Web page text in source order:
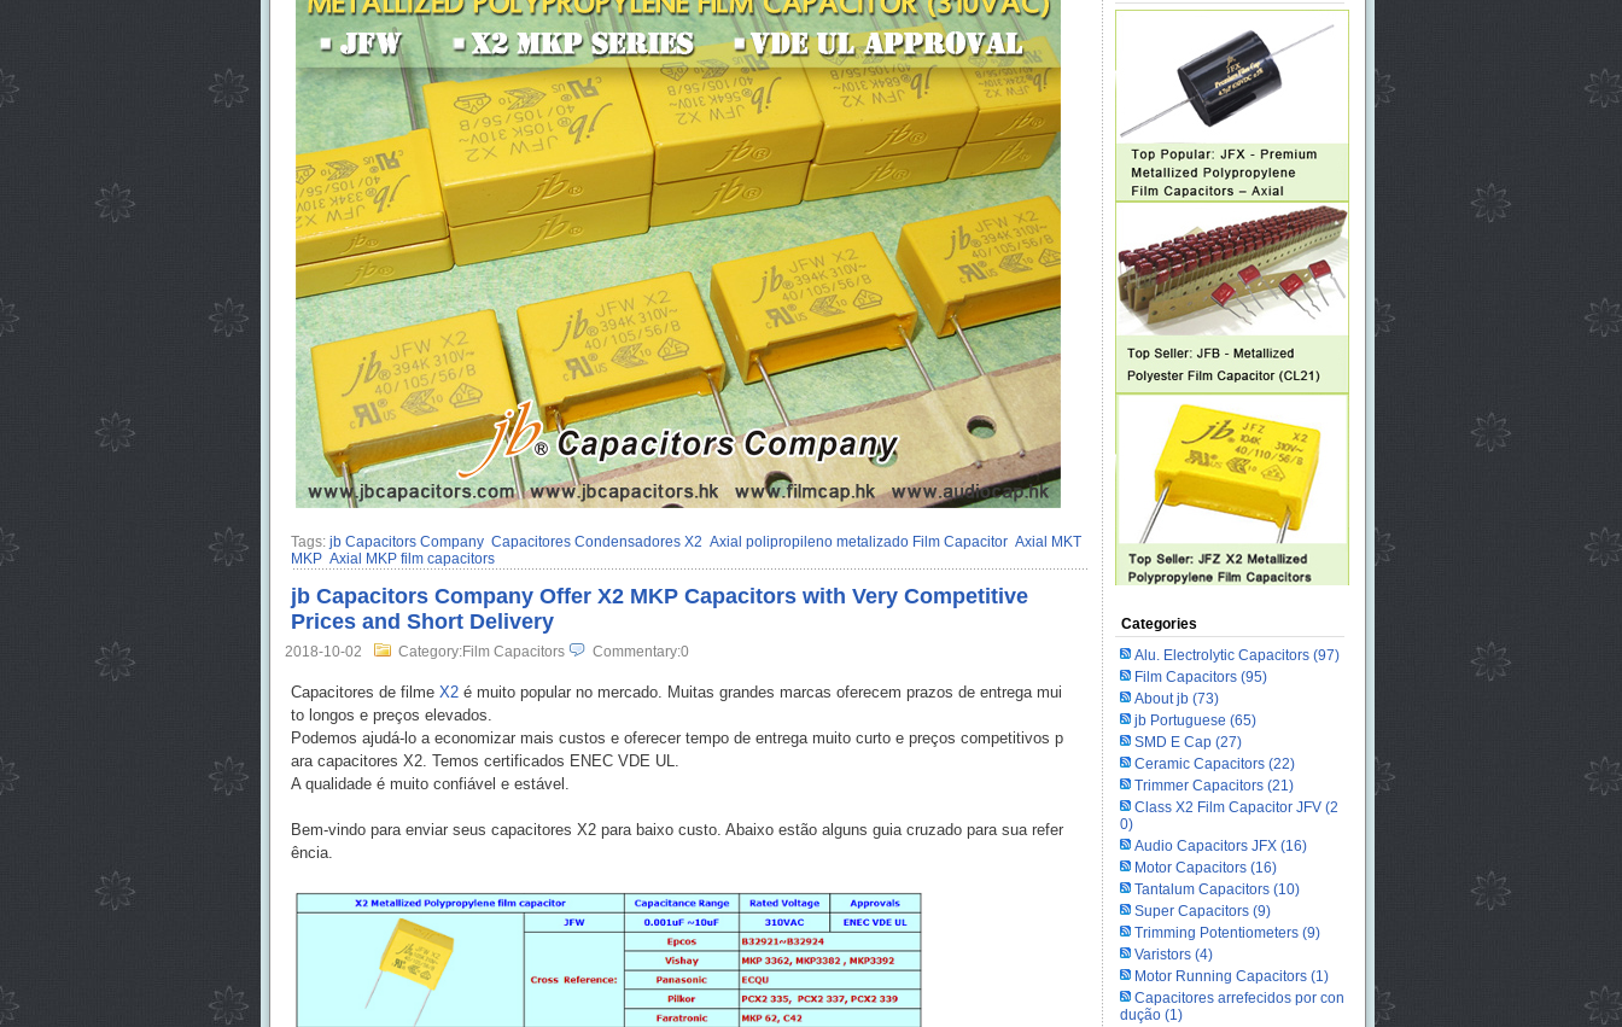
Tags: jb Capacitors Company Capacitores Condensadores X2 Axial polipropileno metalizado Film Capacitor Axial MKT
MKP Axial MKP film capacitors
jb Capacitors Company Offer X2 MKP Capacitors with Very Competitive
Prices and Short Delivery
2018-10-02 Category:Film Capacitors Commentary:0
Capacitores de filme X2é muito popular no mercado. Muitas grandes marcas oferecem prazos de entrega mui
to longos e preços elevados.
Podemos ajudá-lo a economizar mais custos e oferecer tempo de entrega muito curto e preços competitivos p
ara capacitores X2. Temos certificados ENEC VDE UL.
A qualidade é muito confiável e estável.
Bem-vindo para enviar seus capacitores X2 para baixo custo. Abaixo estão alguns guia cruzado para sua refer
ência.
Categories
Alu. Electrolytic Capacitors(97)
Film Capacitors(95)
About jb(73)
jb Portuguese (65)
SMD E Cap(27)
Ceramic Capacitors(22)
Trimmer Capacitors(21)
Class X2 Film Capacitor JFV(2
0)
Audio Capacitors JFX(16)
Motor Capacitors (16)
Tantalum Capacitors(10)
Super Capacitors(9)
Trimming Potentiometers(9)
Varistors(4)
Motor Running Capacitors(1)
Capacitores arrefecidos por con
dução(1)